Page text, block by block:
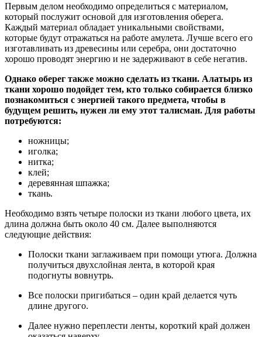
Первым делом необходимо определиться с материалом,
который послужит основой для изготовления оберега.
Каждый материал обладает уникальными свойствами,
которые будут отражаться на работе амулета. Лучше всего его
изготавливать из древесины или серебра, они достаточно
хорошо проводят энергию и не задерживают в себе негатив.
Однако оберег также можно сделать из ткани. Алатырь из
ткани хорошо подойдет тем, кто только собирается близко
познакомиться с энергией такого предмета, чтобы в
будущем решить, нужен ли ему этот талисман. Для работы
потребуются:
ножницы;
иголка;
нитка;
клей;
деревянная шпажка;
ткань.
Необходимо взять четыре полоски из ткани любого цвета, их
длина должна быть около 40 см. Далее выполняются
следующие действия:
Полоски ткани заглаживаем при помощи утюга. Должна
получиться двухслойная лента, в которой края
подогнуты вовнутрь.
Все полоски пригибаться – один край делается чуть
длине другого.
Далее нужно переплести ленты, короткий край должен